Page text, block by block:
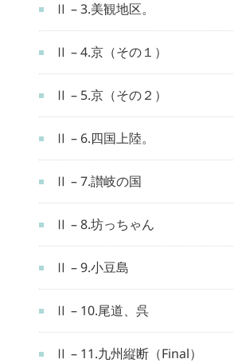
Ⅱ – 3.美観地区。
Ⅱ – 4.京（その１）
Ⅱ – 5.京（その２）
Ⅱ – 6.四国上陸。
Ⅱ – 7.讃岐の国
Ⅱ – 8.坊っちゃん
Ⅱ – 9.小豆島
Ⅱ – 10.尾道、呉
Ⅱ – 11.九州縦断（Final）